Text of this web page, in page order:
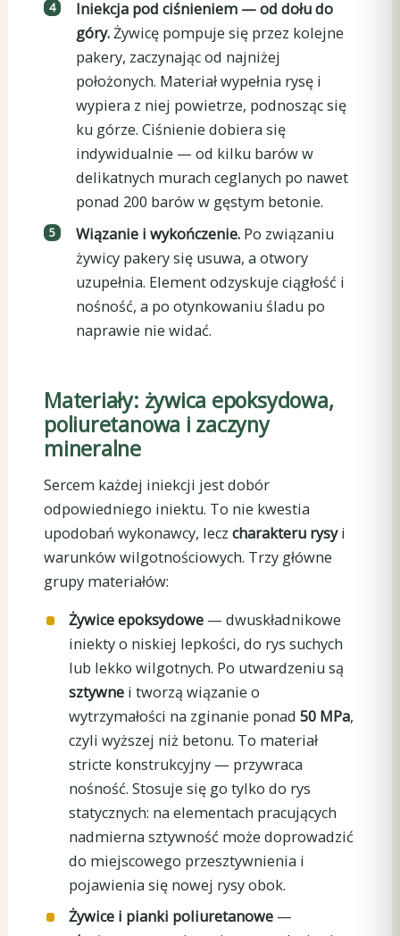
Iniekcja pod ciśnieniem — od dołu do
góry.Żywicę pompuje się przez kolejne
pakery, zaczynając od najniżej
położonych. Materiał wypełnia rysę i
wypiera z niej powietrze, podnosząc się
ku górze. Ciśnienie dobiera się
indywidualnie — od kilku barów w
delikatnych murach ceglanych po nawet
ponad 200 barów w gęstym betonie.
Wiązanie i wykończenie.Po związaniu
żywicy pakery się usuwa, a otwory
uzupełnia. Element odzyskuje ciągłość i
nośność, a po otynkowaniu śladu po
naprawie nie widać.
Materiały: żywica epoksydowa,
poliuretanowa i zaczyny
mineralne
Sercem każdej iniekcji jest dobór
odpowiedniego iniektu. To nie kwestia
upodobań wykonawcy, leczcharakteru rysyi
warunków wilgotnościowych. Trzy główne
grupy materiałów:
Żywice epoksydowe— dwuskładnikowe
iniekty o niskiej lepkości, do rys suchych
lub lekko wilgotnych. Po utwardzeniu są
sztywnei tworzą wiązanie o
wytrzymałości na zginanie ponad 50 MPa,
czyli wyższej niż betonu. To materiał
stricte konstrukcyjny — przywraca
nośność. Stosuje się go tylko do rys
statycznych: na elementach pracujących
nadmierna sztywność może doprowadzić
do miejscowego przesztywnienia i
pojawienia się nowej rysy obok.
Żywice i pianki poliuretanowe—